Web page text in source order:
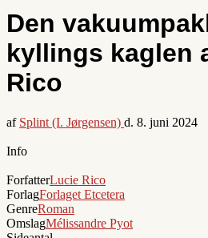
Den
kyllings kaglen
Rico
af Splint (I. Jørgensen) d. 8. juni 2024
Info
ForfatterLucie Rico
ForlagForlaget Etcetera
GenreRoman
OmslagMélissandre Pyot